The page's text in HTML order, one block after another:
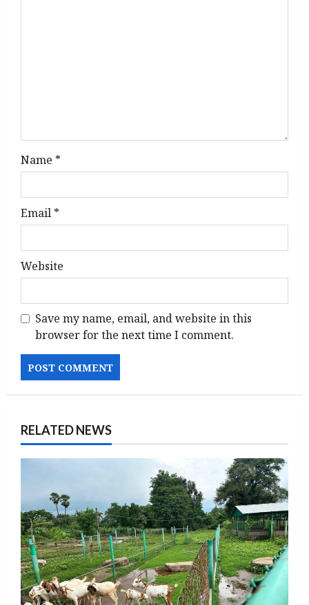
Name *
Email *
Website
Save my name, email, and website in this
browser for the next time I comment.
RELATED NEWS